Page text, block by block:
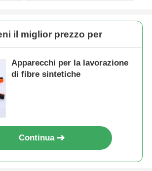
il miglior prezzo per
Apparecchi per la lavorazione
di fibre sintetiche
Continua